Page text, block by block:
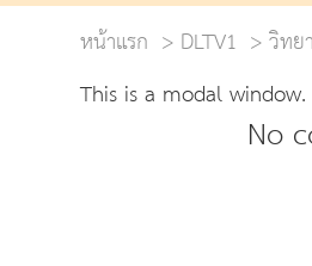
หน้าแรก
DLTV1 วิทย
This is a modal window.
No